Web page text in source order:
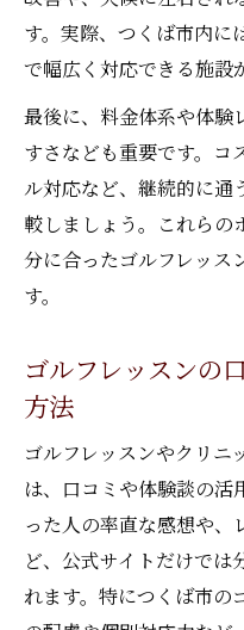
マンツーマン
用法
紹介
自分の課題を
受け方
ゴルフレッス
プロが教える
ティーチング
実績あるプロ
る
茨城県ゴルフ
経験豊富なプ
す。実際、つくば市内に
で幅広く対応できる施設
最後に、料金体系や体験
すさなども重要です。コ
ル対応など、継続的に通
較しましょう。これらの
分に合ったゴルフレッス
す。
ゴルフレッスンの
方法
ゴルフレッスンやクリニ
は、口コミや体験談の活
った人の率直な感想や、
ど、公式サイトだけでは
れます。特につくば市の